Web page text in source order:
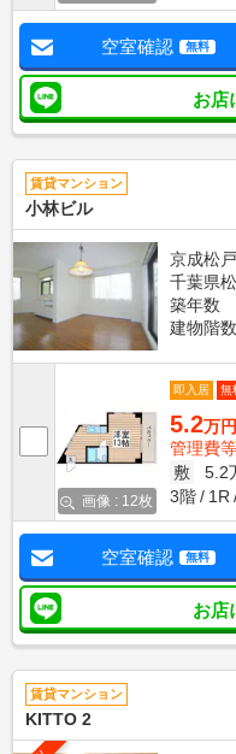
空室確認 無料
お店
賃貸マンション
小林ビル
京成松
千葉県
築年数
建物階数
画像 : 12枚
即入居 無
5.2万円
管理費
敷
5.2
3階
1R
空室確認 無料
お店
賃貸マンション
KITTO 2